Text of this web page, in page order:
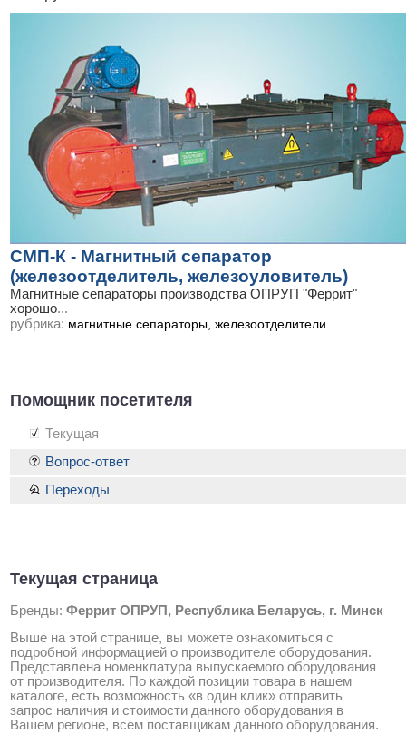
СМП-К - Магнитный сепаратор
(железоотделитель, железоуловитель)
Магнитные сепараторы производства ОПРУП "Феррит"
хорошо...
рубрика: магнитные сепараторы, железоотделители
Помощник посетителя
Текущая
Текущая страница
Бренды: Феррит ОПРУП, Республика Беларусь, г. Минск
Выше на этой странице, вы можете ознакомиться с
подробной информацией о производителе оборудования.
Представлена номенклатура выпускаемого оборудования
от производителя. По каждой позиции товара в нашем
каталоге, есть возможность «в один клик» отправить
запрос наличия и стоимости данного оборудования в
Вашем регионе, всем поставщикам данного оборудования.
Вопрос-ответ
Переходы